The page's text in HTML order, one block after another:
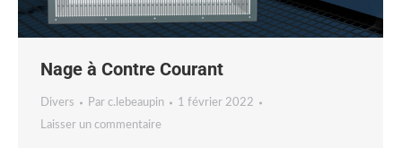
Nage à Contre Courant
Divers Par c.lebeaupin
1 février 2022
Laisser un commentaire